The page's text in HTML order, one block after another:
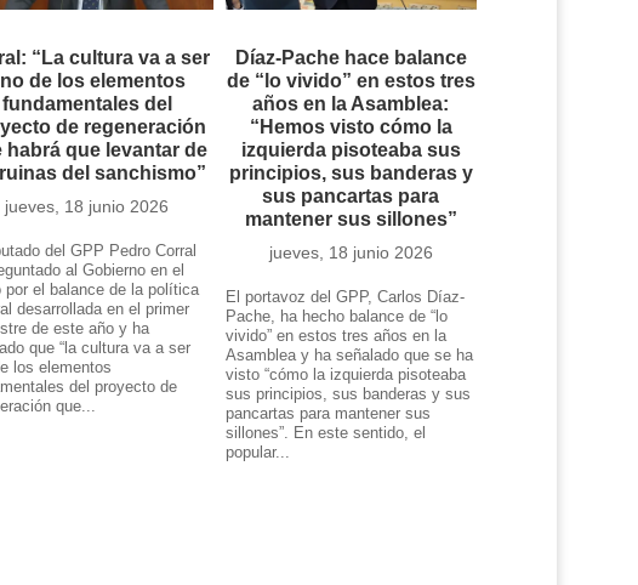
“La cultura va a ser
de los elementos
fundamentales del
de regeneración
habrá que levantar de
del sanchismo”
jueves, 18 junio 2026
del GPP Pedro Corral
al Gobierno en el
por el balance de la política
desarrollada en el primer
de este año y ha
que “la cultura va a ser
los elementos
del proyecto de
que...
Díaz-Pache hace balance
de “lo vivido” en estos tres
años en la Asamblea:
“Hemos visto cómo la
izquierda pisoteaba sus
principios, sus banderas y
sus pancartas para
mantener sus sillones”
jueves, 18 junio 2026
El portavoz del GPP, Carlos Díaz-
Pache, ha hecho balance de “lo
vivido” en estos tres años en la
Asamblea y ha señalado que se ha
visto “cómo la izquierda pisoteaba
sus principios, sus banderas y sus
pancartas para mantener sus
sillones”. En este sentido, el
popular...